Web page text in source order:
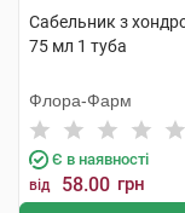
Сабельник з
75 мл 1 туба
Флора-Фарм
Є в наявності
від 58.00 грн